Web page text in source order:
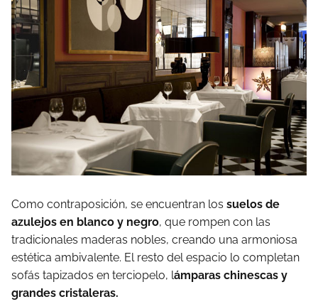
Como contraposición, se encuentran los suelos de
azulejos en blanco y negro, que rompen con las
tradicionales maderas nobles, creando una armoniosa
estética ambivalente. El resto del espacio lo completan
sofás tapizados en terciopelo, lámparas chinescas y
grandes cristaleras.